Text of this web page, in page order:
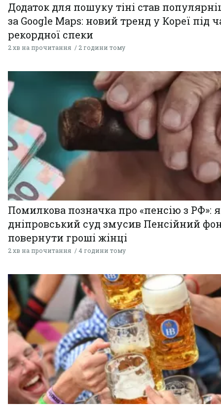
Додаток для пошуку тіні став
за Google Maps: новий тренд у Кореї під
рекордної спеки
2 хв на прочитання 2 години тому
Помилкова позначка про «пенсію з РФ»:
дніпровський суд змусив Пенсійний
повернути гроші жінці
2 хв на прочитання 4 години тому